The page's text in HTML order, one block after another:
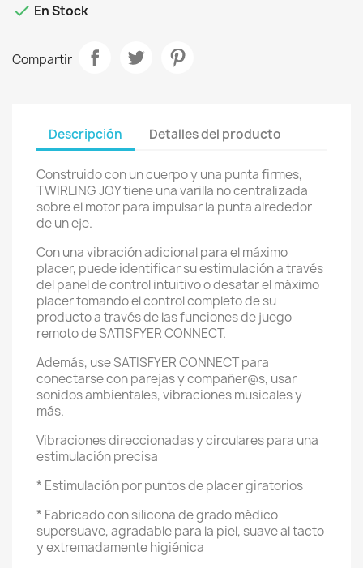
 En Stock
Compartir
Descripción Detalles del producto
Construido con un cuerpo y una punta firmes,
TWIRLING JOY tiene una varilla no centralizada
sobre el motor para impulsar la punta alrededor
de un eje.
Con una vibración adicional para el máximo
placer, puede identificar su estimulación a través
del panel de control intuitivo o desatar el máximo
placer tomando el control completo de su
producto a través de las funciones de juego
remoto de SATISFYER CONNECT.
Además, use SATISFYER CONNECT para
conectarse con parejas y compañer@s, usar
sonidos ambientales, vibraciones musicales y
más.
Vibraciones direccionadas y circulares para una
estimulación precisa
* Estimulación por puntos de placer giratorios
* Fabricado con silicona de grado médico
supersuave, agradable para la piel, suave al tacto
y extremadamente higiénica